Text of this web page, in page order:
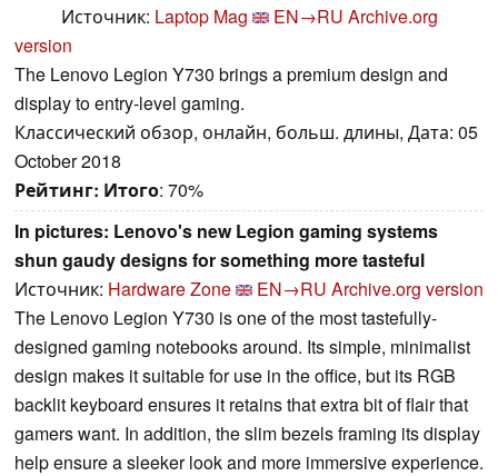
Источник: Laptop Mag EN→RU Archive.org
version
The Lenovo Legion Y730 brings a premium design and
display to entry-level gaming.
Классический обзор, онлайн, больш. длины, Дата: 05
October 2018
Рейтинг: Итого: 70%
In pictures: Lenovo's new Legion gaming systems
shun gaudy designs for something more tasteful
Источник: Hardware Zone EN→RU Archive.org version
The Lenovo Legion Y730 is one of the most tastefully-
designed gaming notebooks around. Its simple, minimalist
design makes it suitable for use in the office, but its RGB
backlit keyboard ensures it retains that extra bit of flair that
gamers want. In addition, the slim bezels framing its display
help ensure a sleeker look and more immersive experience.